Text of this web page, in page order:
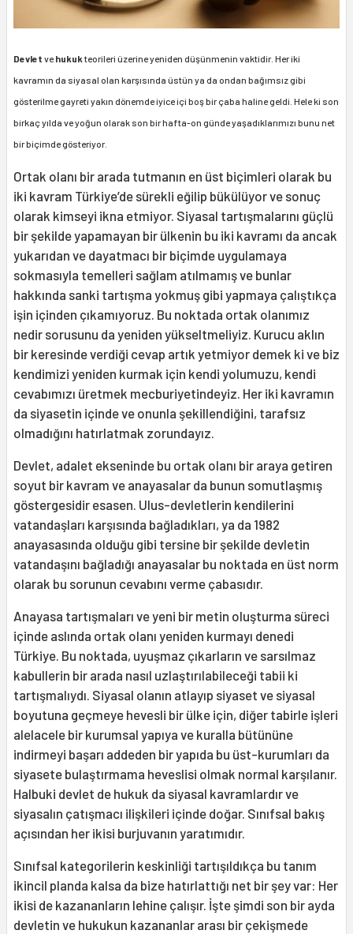
Devlet vehukuk teorileri üzerine yeniden düşünmenin vaktidir. Her iki
kavramın da siyasal olan karşısında üstün ya da ondan bağımsız gibi
gösterilme gayreti yakın dönemde iyice içi boş bir çaba haline geldi. Hele ki son
birkaç yılda ve yoğun olarak son bir hafta-on günde yaşadıklarımızı bunu net
bir biçimde gösteriyor.
Ortak olanı bir arada tutmanın en üst biçimleri olarak bu
iki kavram Türkiye’de sürekli eğilip bükülüyor ve sonuç
olarak kimseyi ikna etmiyor. Siyasal tartışmalarını güçlü
bir şekilde yapamayan bir ülkenin bu iki kavramı da ancak
yukarıdan ve dayatmacı bir biçimde uygulamaya
sokmasıyla temelleri sağlam atılmamış ve bunlar
hakkında sanki tartışma yokmuş gibi yapmaya çalıştıkça
işin içinden çıkamıyoruz. Bu noktada ortak olanımız
nedir sorusunu da yeniden yükseltmeliyiz. Kurucu aklın
bir keresinde verdiği cevap artık yetmiyor demek ki ve biz
kendimizi yeniden kurmak için kendi yolumuzu, kendi
cevabımızı üretmek mecburiyetindeyiz. Her iki kavramın
da siyasetin içinde ve onunla şekillendiğini, tarafsız
olmadığını hatırlatmak zorundayız.
Devlet, adalet ekseninde bu ortak olanı bir araya getiren
soyut bir kavram ve anayasalar da bunun somutlaşmış
göstergesidir esasen. Ulus-devletlerin kendilerini
vatandaşları karşısında bağladıkları, ya da 1982
anayasasında olduğu gibi tersine bir şekilde devletin
vatandaşını bağladığı anayasalar bu noktada en üst norm
olarak bu sorunun cevabını verme çabasıdır.
Anayasa tartışmaları ve yeni bir metin oluşturma süreci
içinde aslında ortak olanı yeniden kurmayı denedi
Türkiye. Bu noktada, uyuşmaz çıkarların ve sarsılmaz
kabullerin bir arada nasıl uzlaştırılabileceği tabii ki
tartışmalıydı. Siyasal olanın atlayıp siyaset ve siyasal
boyutuna geçmeye hevesli bir ülke için, diğer tabirle işleri
alelacele bir kurumsal yapıya ve kuralla bütününe
indirmeyi başarı addeden bir yapıda bu üst-kurumları da
siyasete bulaştırmama heveslisi olmak normal karşılanır.
Halbuki devlet de hukuk da siyasal kavramlardır ve
siyasalın çatışmacı ilişkileri içinde doğar. Sınıfsal bakış
açısından her ikisi burjuvanın yaratımıdır.
Sınıfsal kategorilerin keskinliği tartışıldıkça bu tanım
ikincil planda kalsa da bize hatırlattığı net bir şey var: Her
ikisi de kazananların lehine çalışır. İşte şimdi son bir ayda
devletin ve hukukun kazananlar arası bir çekişmede